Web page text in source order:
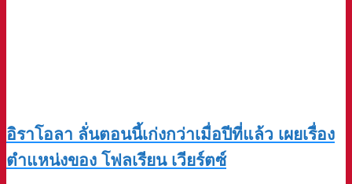
อิราโอลา ลั่นตอนนี้เก่งกว่าเมื่อปีที่แล้ว เผยเรื่อง
ตำแหน่งของ โฟลเรียน เวียร์ตซ์